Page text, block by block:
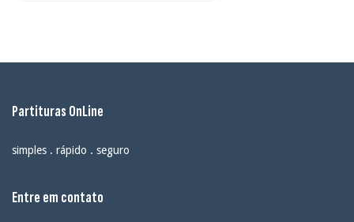
Partituras OnLine
simples . rápido . seguro
Entre em contato